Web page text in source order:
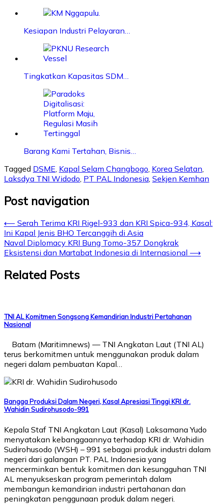
Kesiapan Industri Pelayaran…
Tingkatkan Kapasitas SDM…
Barang Kami Tertahan, Bisnis…
Tagged DSME, Kapal Selam Changbogo, Korea Selatan,
Laksdya TNI Widodo, PT PAL Indonesia, Sekjen Kemhan
Post navigation
⟵ Serah Terima KRI Rigel-933 dan KRI Spica-934, Kasal:
Ini Kapal Jenis BHO Tercanggih di Asia
Naval Diplomacy KRI Bung Tomo-357 Dongkrak
Eksistensi dan Martabat Indonesia di Internasional ⟶
Related Posts
TNI AL Komitmen Songsong Kemandirian Industri Pertahanan
Nasional
Batam (Maritimnews) — TNI Angkatan Laut (TNI AL)
terus berkomitmen untuk menggunakan produk dalam
negeri dalam pembuatan Kapal…
Bangga Produksi Dalam Negeri, Kasal Apresiasi Tinggi KRI dr.
Wahidin Sudirohusodo-991
Kepala Staf TNI Angkatan Laut (Kasal) Laksamana Yudo
menyatakan kebanggaannya terhadap KRI dr. Wahidin
Sudirohusodo (WSH) – 991 sebagai produk industri dalam
negeri dari galangan PT. PAL Indonesia yang
mencerminkan bentuk komitmen dan kesungguhan TNI
AL menyukseskan program pemerintah dalam
membangun kemandirian industri pertahanan dan
peningkatan penggunaan produk dalam negeri.